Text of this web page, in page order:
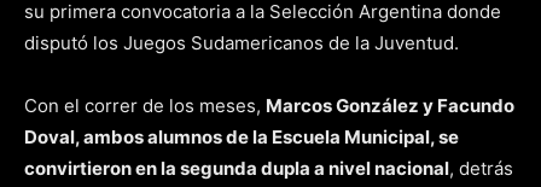
su primera convocatoria a la Selección Argentina donde
disputó los Juegos Sudamericanos de la Juventud.
Con el correr de los meses, Marcos González y Facundo
Doval, ambos alumnos de la Escuela Municipal, se
convirtieron en la segunda dupla a nivel nacional, detrás